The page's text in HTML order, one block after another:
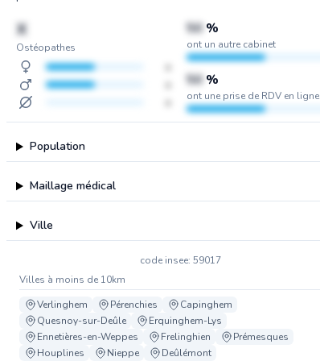
X
Ostéopathes
50 %
ont un autre cabinet
50 %
ont une prise de RDV en ligne
Population
Maillage médical
Ville
code insee: 59017
Villes à moins de 10km
Verlinghem
Pérenchies
Capinghem
Quesnoy-sur-Deûle
Erquinghem-Lys
Ennetières-en-Weppes
Frelinghien
Prémesques
Houplines
Nieppe Deûlémont